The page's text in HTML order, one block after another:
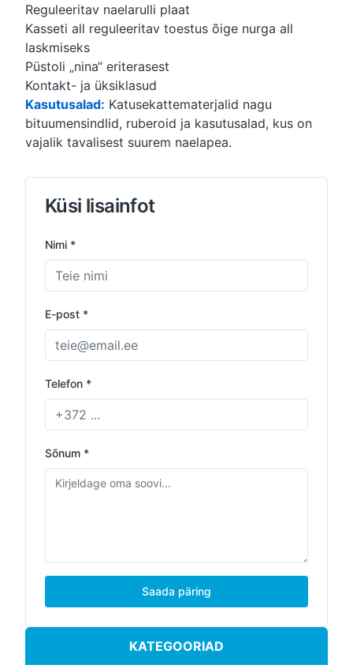
Reguleeritav naelarulli plaat
Kasseti all reguleeritav toestus õige nurga all
laskmiseks
Püstoli „nina“ eriterasest
Kontakt- ja üksiklasud
Kasutusalad: Katusekattematerjalid nagu
bituumensindlid, ruberoid ja kasutusalad, kus on
vajalik tavalisest suurem naelapea.
Küsi lisainfot
Nimi *
E-post *
Telefon *
Sõnum *
Saada päring
KATEGOORIAD